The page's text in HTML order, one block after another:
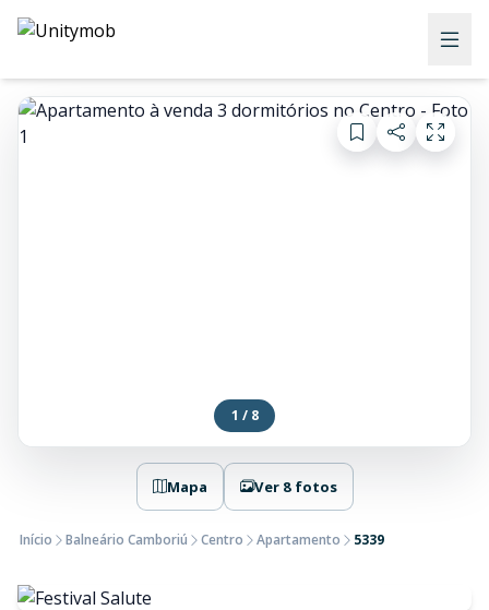
1 / 8
Mapa Ver 8 fotos
Início Balneário Camboriú Centro Apartamento 5339